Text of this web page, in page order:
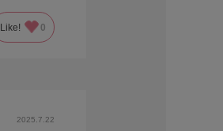
Like! 0
2025.7.22